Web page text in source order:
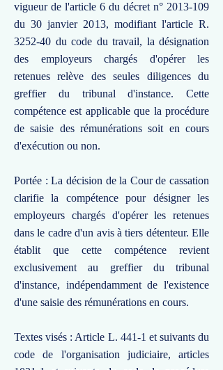
vigueur de l'article 6 du décret n° 2013-109
du 30 janvier 2013, modifiant l'article R.
3252-40 du code du travail, la désignation
des employeurs chargés d'opérer les
retenues relève des seules diligences du
greffier du tribunal d'instance. Cette
compétence est applicable que la procédure
de saisie des rémunérations soit en cours
d'exécution ou non.
Portée : La décision de la Cour de cassation
clarifie la compétence pour désigner les
employeurs chargés d'opérer les retenues
dans le cadre d'un avis à tiers détenteur. Elle
établit que cette compétence revient
exclusivement au greffier du tribunal
d'instance, indépendamment de l'existence
d'une saisie des rémunérations en cours.
Textes visés : Article L. 441-1 et suivants du
code de l'organisation judiciaire, articles